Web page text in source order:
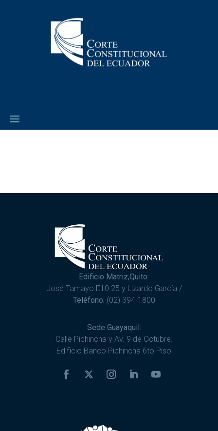
Edificio Matriz,Quito:
José Tamayo E10 25 y Lizardo García /
Teléfono: (02) 394-1800
Sede Guayaquil:
Calle Pichincha y Av. 9 de Octubre.
Edificio Banco Pichincha 6to Piso